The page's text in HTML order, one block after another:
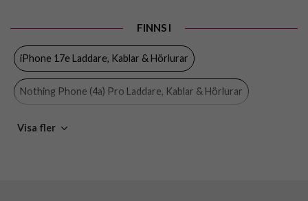
Material
Samsung
EAN
FINNS I
iPhone 17e Laddare, Kablar & Hörlurar
Nothing Phone (4a) Pro Laddare, Kablar & Hörlurar
Nothing Phone (4a) Laddare, Kablar & Hörlurar
Visa fler